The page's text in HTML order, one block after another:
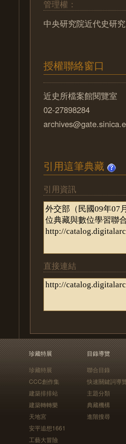
管理權：
中央研究院近代史研
授權聯絡窗口
近史所檔案館閱覽室
02-27898284
引用這筆典藏
引用資訊
直接連結
珍藏特展
珍藏特展
CCC創作集
建築排排站
建築轉轉樂
天地宮
安平追想1661
工藝大冒險
目錄導覽
聯合目錄
快速關鍵詞導
主題分類
典藏機構
進階搜尋